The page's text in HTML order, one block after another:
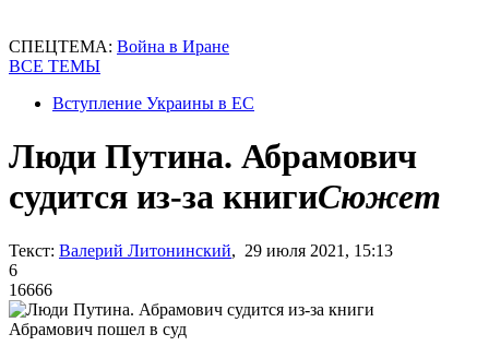
СПЕЦТЕМА: Война в Иране
ВСЕ ТЕМЫ
Вступление Украины в ЕС
Люди Путина. Абрамович
судится из-за книгиСюжет
Текст: Валерий Литонинский, 29 июля 2021, 15:13
6
16666
Абрамович пошел в суд